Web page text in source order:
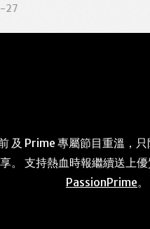
27
及 Prime 專屬節目重溫，
。 支持熱血時報繼續送上
PassionPrime。